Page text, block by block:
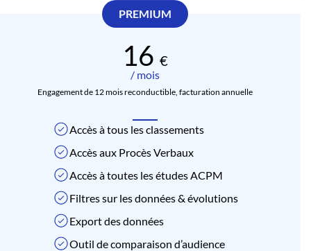
16
/ mois
Engagement de 12 mois reconductible, facturation annuelle
Accès à tous les classements
Accès aux Procès Verbaux
Accès à toutes les études ACPM
Filtres sur les données & évolutions
Export des données
Outil de comparaison d’audience